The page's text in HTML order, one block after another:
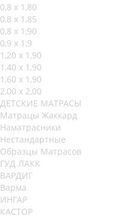
0,8 х 1,80
0,8 х 1,85
0,8 х 1,90
0,9 х 1,9
1,20 х 1,90
1,40 х 1,90
1,60 х 1,90
2,00 х 2,00
ДЕТСКИЕ МАТРАСЫ
Матрацы Жаккард
Наматрасники
Нестандартные
Образцы Матрасов
ГУД ЛАКК
ВАРДИГ
Варма
ИНГАР
КАСТОР